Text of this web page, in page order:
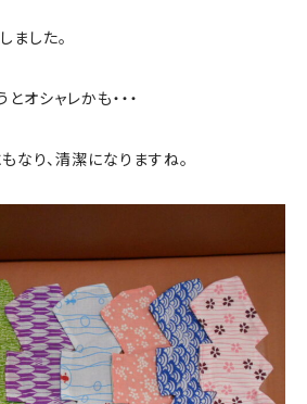
ました。
オシャレかも・・・
り、清潔になりますね。